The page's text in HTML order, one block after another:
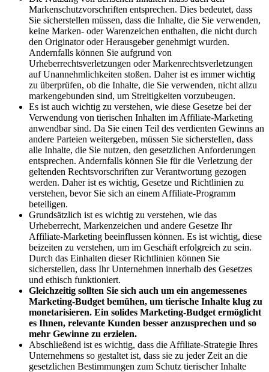
Markenschutzvorschriften entsprechen. Dies bedeutet, ‌dass
Sie sicherstellen müssen, dass die⁤ Inhalte, ​die ‍Sie ‌verwenden,
keine Marken- oder ​Warenzeichen enthalten, die nicht durch
den‌ Originator oder‍ Herausgeber genehmigt wurden.
Andernfalls können Sie aufgrund ​von
Urheberrechtsverletzungen oder⁢ Markenrechtsverletzungen
auf Unannehmlichkeiten stoßen. Daher ist es immer wichtig
zu ‍überprüfen, ob die Inhalte, die Sie verwenden, nicht‍ allzu
markengebunden ⁤sind, um Streitigkeiten vorzubeugen.
Es ist auch wichtig zu verstehen, wie​ diese⁣ Gesetze bei ⁤der
Verwendung von⁤ tierischen Inhalten im Affiliate-Marketing
anwendbar sind. Da Sie einen Teil des​ verdienten ⁤Gewinns an
andere⁢ Parteien weitergeben, müssen Sie sicherstellen, dass
⁣alle Inhalte, die‍ Sie nutzen, den ​gesetzlichen Anforderungen
entsprechen. Andernfalls können Sie für die ⁣Verletzung ⁤der
geltenden Rechtsvorschriften⁤ zur Verantwortung gezogen ​
werden. Daher ist ⁣es ‌wichtig,⁣ Gesetze und Richtlinien‌ zu
verstehen, ⁣bevor​ Sie sich an einem Affiliate-Programm
beteiligen.
Grundsätzlich ist es wichtig⁣ zu ‌verstehen, wie das
Urheberrecht, Markenzeichen und andere​ Gesetze Ihr
Affiliate-Marketing beeinflussen können. Es ist wichtig, diese
beizeiten zu verstehen,‍ um im Geschäft ⁣erfolgreich zu sein.
‌Durch ​das Einhalten dieser Richtlinien können Sie
sicherstellen, dass‍ Ihr Unternehmen innerhalb des Gesetzes
und ethisch ‌funktioniert.
Gleichzeitig sollten Sie sich auch um ein ​angemessenes
Marketing-Budget bemühen, um ​tierische Inhalte klug‍ zu
monetarisieren.⁣ Ein solides Marketing-Budget ermöglicht
es Ihnen, relevante Kunden besser‍ anzusprechen und⁣ so
mehr Gewinne zu erzielen.
Abschließend⁣ ist es​ wichtig, dass die ⁣Affiliate-Strategie Ihres
Unternehmens so ⁤gestaltet ​ist, dass ​sie⁤ zu jeder⁣ Zeit an ‍die
gesetzlichen Bestimmungen zum Schutz tierischer Inhalte